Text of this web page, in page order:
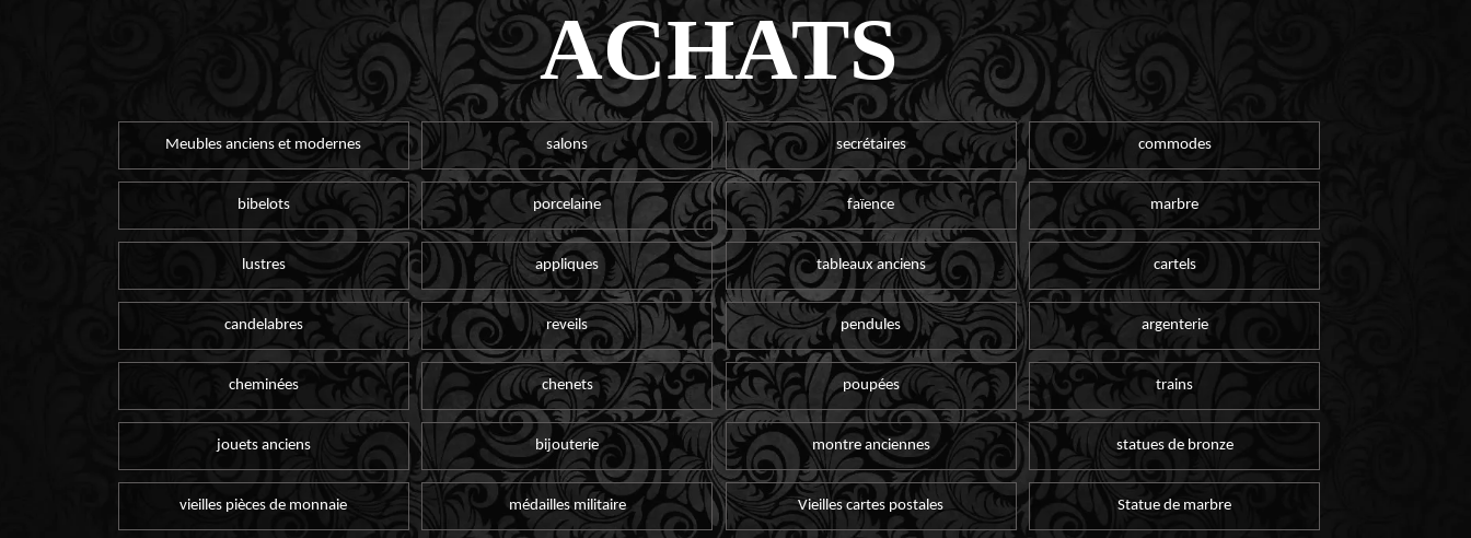
ACHATS
Meubles anciens et modernes salons secrétaires commodes
bibelots porcelaine faïence marbre
lustres appliques tableaux anciens cartels
candelabres reveils pendules argenterie
cheminées chenets poupées trains
jouets anciens bijouterie montre anciennes statues de bronze
vieilles pièces de monnaie médailles militaire Vieilles cartes postales Statue de marbre